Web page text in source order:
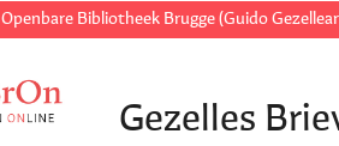
Openbare Bibliotheek Brugge (Guido
Gezelles